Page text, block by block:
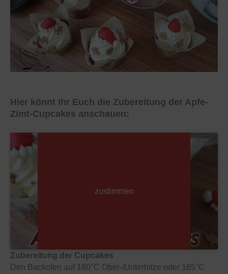
Hier könnt Ihr Euch die Zubereitung der Apfe-
Zimt-Cupcakes anschauen:
zustimmen
Zubereitung der Cupcakes
Den Backofen auf 180°C Ober-/Unterhitze oder 165°C